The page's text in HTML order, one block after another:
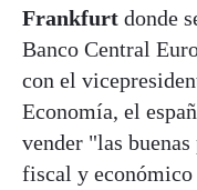
Frankfurt donde
Banco Central
con el
Economía, el
vender "las
fiscal y